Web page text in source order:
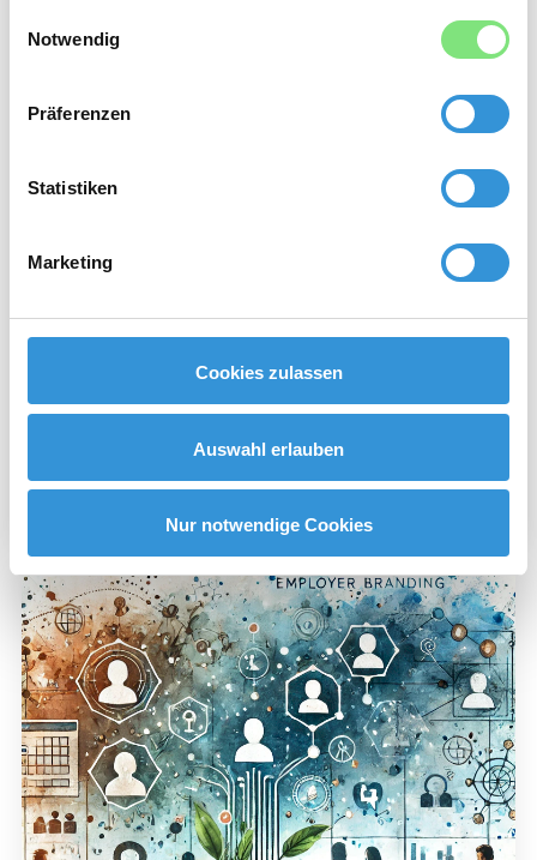
Notwendig
Präferenzen
Statistiken
Marketing
Cookies zulassen
Auswahl erlauben
Nur notwendige Cookies
Recruiting FAQ
FAQ
rund um Headhunting,
Zusammenarbeit mit SK Solution